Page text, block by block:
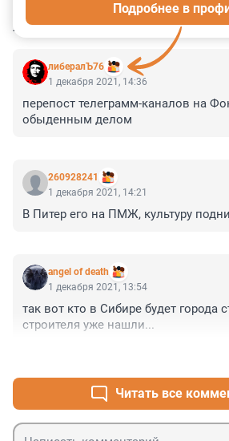
КОММЕНТАРИИ 7
либералЪ76
Подробнее в
1 декабря 2021, 14:36
перепост телеграмм-каналов на
обыденным делом
260928241
1 декабря 2021, 14:21
В Питер его на ПМЖ, культуру
angel of death
1 декабря 2021, 13:54
так вот кто в Сибире будет города
строителя уже нашли...
Читать все